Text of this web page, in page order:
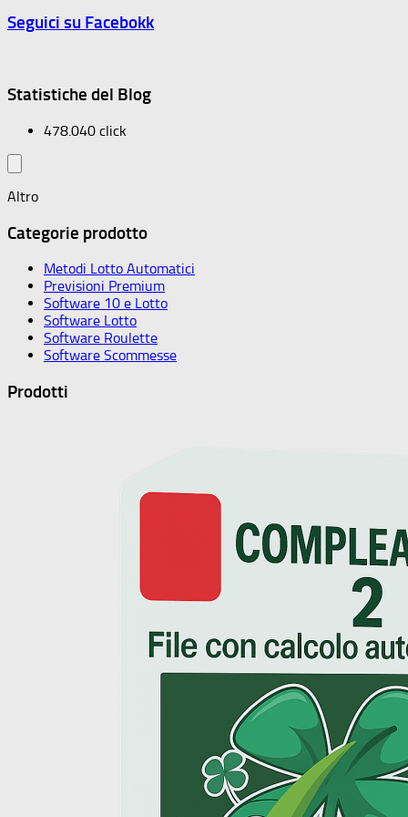
Seguici su Facebokk
Statistiche del Blog
478.040 click
Altro
Categorie prodotto
Metodi Lotto Automatici
Previsioni Premium
Software 10 e Lotto
Software Lotto
Software Roulette
Software Scommesse
Prodotti